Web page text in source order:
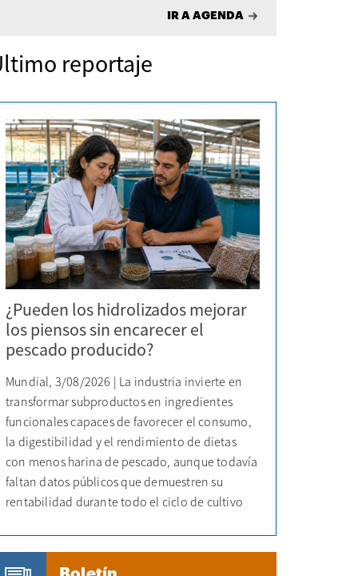
IR A AGENDA
reportaje
¿Pueden los hidrolizados mejorar
los piensos sin encarecer el
pescado producido?
Mundial, 3/08/2026 | La industria invierte en
transformar subproductos en ingredientes
funcionales capaces de favorecer el consumo,
la digestibilidad y el rendimiento de dietas
con menos harina de pescado, aunque todavía
faltan datos públicos que demuestren su
rentabilidad durante todo el ciclo de cultivo